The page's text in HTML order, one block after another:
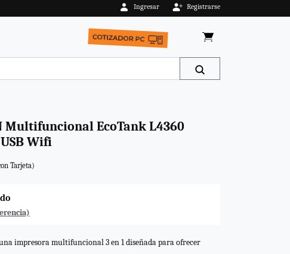
Ingresar Registrarse
Multifuncional EcoTank L4360
Wifi
Tarjeta)
una impresora multifuncional 3 en 1 diseñada para ofrecer